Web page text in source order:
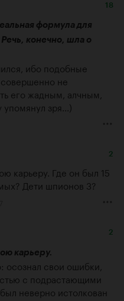
18
формула для
конечно, шла о
ибо подобные
не
его жадным, алчным,
зря...)
2
карьеру. Где он был 15
Дети шпионов 3?
2
карьеру.
осознал свои ошибки,
с подрастающими
неверно истолкован